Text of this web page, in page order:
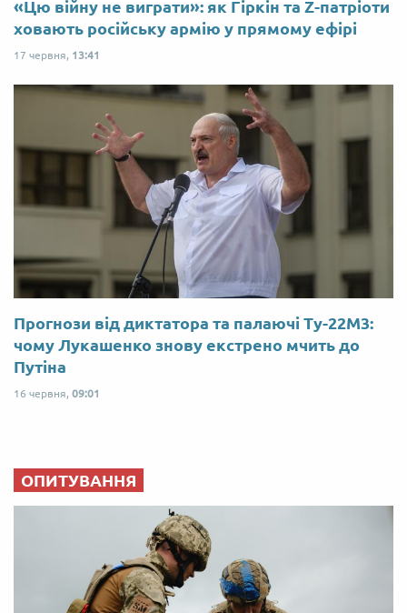
«Цю війну не виграти»: як Гіркін та Z-патріоти
ховають російську армію у прямому ефірі
17 червня, 13:41
Прогнози від диктатора та палаючі Ту-22М3:
чому Лукашенко знову екстрено мчить до
Путіна
16 червня, 09:01
ОПИТУВАННЯ